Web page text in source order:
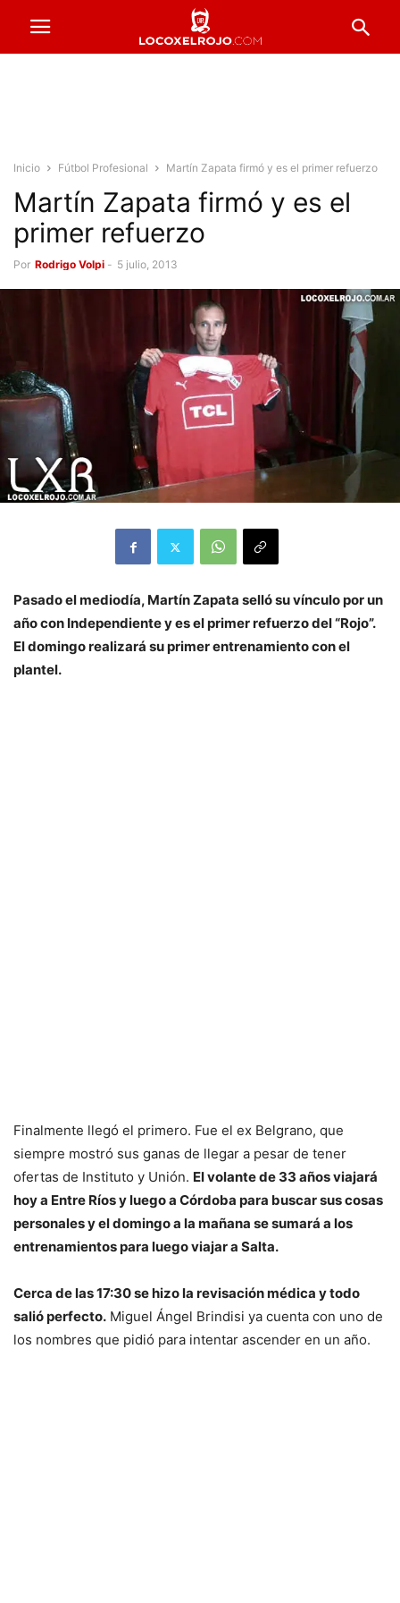
Inicio Fútbol Profesional Martín Zapata firmó y es el primer refuerzo
Martín Zapata firmó y es el
primer refuerzo
Por Rodrigo Volpi - 5 julio, 2013
Pasado el mediodía, Martín Zapata selló su vínculo por un
año con Independiente y es el primer refuerzo del “Rojo”.
El domingo realizará su primer entrenamiento con el
plantel.
Finalmente llegó el primero. Fue el ex Belgrano, que
siempre mostró sus ganas de llegar a pesar de tener
ofertas de Instituto y Unión. El volante de 33 años viajará
hoy a Entre Ríos y luego a Córdoba para buscar sus cosas
personales y el domingo a la mañana se sumará a los
entrenamientos para luego viajar a Salta.
Cerca de las 17:30 se hizo la revisación médica y todo
salió perfecto. Miguel Ángel Brindisi ya cuenta con uno de
los nombres que pidió para intentar ascender en un año.